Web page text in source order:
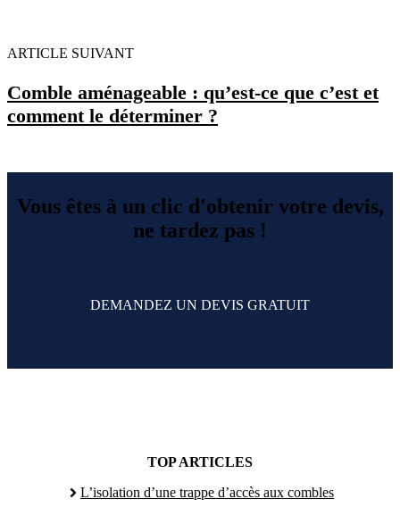
ARTICLE SUIVANT
Comble aménageable : qu’est-ce que c’est et
comment le déterminer ?
Vous êtes à un clic d'obtenir votre devis,
ne tardez pas !
DEMANDEZ UN DEVIS GRATUIT
TOP ARTICLES
L’isolation d’une trappe d’accès aux combles